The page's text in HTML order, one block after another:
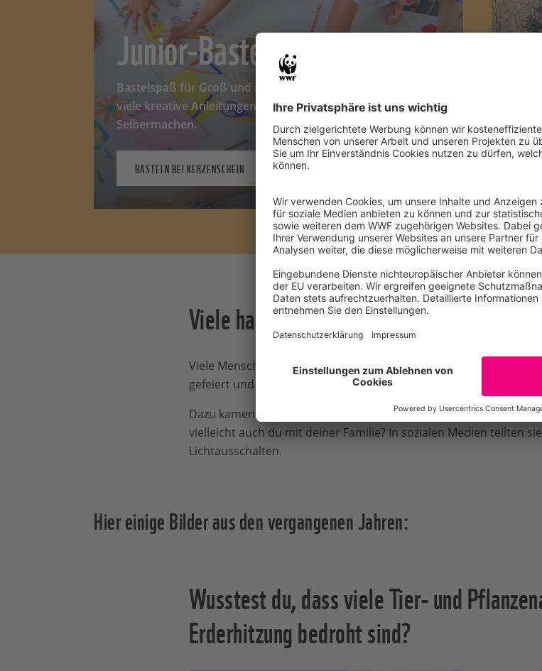
Junior-Basteltipps
Bastelspaß für Groß und Klein! Bei WWF Junior findest du
viele kreative Anleitungen, Vorlagen und Ideen zum
Selbermachen.
BASTELN BEI KERZENSCHEIN
Viele haben mitgemacht!
Viele Menschen haben wieder bei der Earth Hour mitgemacht,
gefeiert und sich auf vielen Veranstaltungen für den Klima- und
Dazu kamen all die Menschen, die die „Stunde der Erde“ in den
vielleicht auch du mit deiner Familie? In sozialen Medien teilten
Lichtausschalten.
Hier einige Bilder aus den vergangenen Jahren:
Wusstest du, dass viele Tier- und
Erderhitzung bedroht sind?